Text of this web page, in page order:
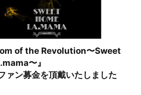
of the Revolution〜Sweet
〜』
ァン募金を頂戴いたしました